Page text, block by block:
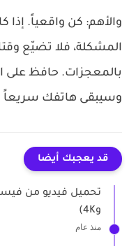
والأهم: كن واقعياً. إذا
المشكلة، فلا تضيّع
بالمعجزات. حافظ على
وسيبقى هاتفك سريعاً
قد يعجبك أيضا
و4K)
منذ عام